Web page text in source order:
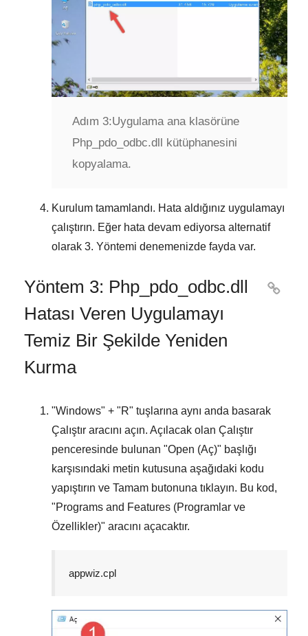
Adım 3:Uygulama ana klasörüne
Php_pdo_odbc.dll kütüphanesini
kopyalama.
Kurulum tamamlandı. Hata aldığınız uygulamayı
çalıştırın. Eğer hata devam ediyorsa alternatif
olarak 3. Yöntemi denemenizde fayda var.
Yöntem 3: Php_pdo_odbc.dll
Hatası Veren Uygulamayı
Temiz Bir Şekilde Yeniden
Kurma

"Windows" + "R" tuşlarına aynı anda basarak
Çalıştır aracını açın. Açılacak olan Çalıştır
penceresinde bulunan "Open (Aç)" başlığı
karşısındaki metin kutusuna aşağıdaki kodu
yapıştırın ve Tamam butonuna tıklayın. Bu kod,
"Programs and Features (Programlar ve
Özellikler)" aracını açacaktır.
appwiz.cpl